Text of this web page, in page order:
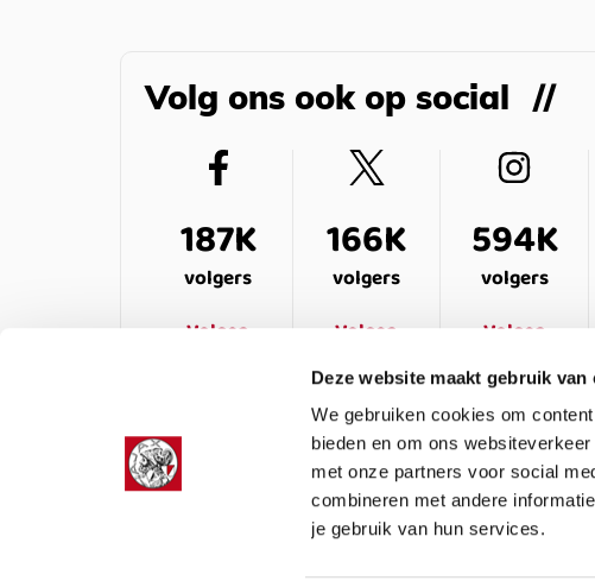
Deze website maakt gebruik van
We gebruiken cookies om
bieden en om ons
met onze partners voor social
combineren met andere
je gebruik van hun services.
Volg ons ook op social
187K
volgers
Volgen
166K
volgers
Volgen
594K
volgers
Volgen
OVER ONS